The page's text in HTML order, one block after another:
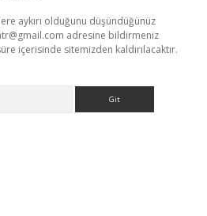
aykırı olduğunu düşündüğünüz
adresine bildirmeniz
içerisinde sitemizden kaldırılacaktır.